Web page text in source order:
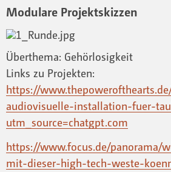
Modulare Projektskizzen
Überthema: Gehörlosigkeit
Links zu Projekten:
https://
audiovisuelle-installation-fuer-
utm_source=chatgpt.com
https://www.focus.de/panorama/
mit-dieser-high-tech-weste-